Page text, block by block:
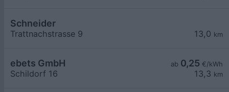
13,0 km
Schneider
Trattnachstrasse 9
ab 0,25 €/kWh
13,3 km
ebets GmbH
Schildorf 16